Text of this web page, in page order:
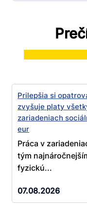
Prilepšia si
zvyšuje platy
zariadeniach
eur
Práca v
tým
fyzickú...
07.08.2026